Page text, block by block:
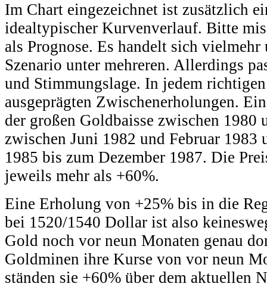
Im Chart eingezeichnet ist zusätzlich
idealtypischer Kurvenverlauf. Bitte
als Prognose. Es handelt sich
Szenario unter mehreren. Allerdings
und Stimmungslage. In jedem
ausgeprägten Zwischenerholungen.
der großen Goldbaisse zwischen 1980
zwischen Juni 1982 und Februar 1983
1985 bis zum Dezember 1987. Die
jeweils mehr als +60%.
Eine Erholung von +25% bis in die
bei 1520/1540 Dollar ist also
Gold noch vor neun Monaten genau
Goldminen ihre Kurse von vor neun
ständen sie +60% über dem aktuellen